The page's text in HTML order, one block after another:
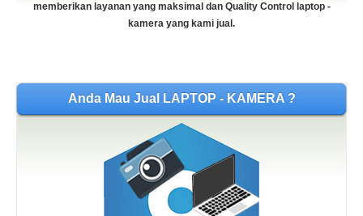
memberikan layanan yang maksimal dan Quality Control laptop -
kamera yang kami jual.
Anda Mau Jual LAPTOP - KAMERA ?